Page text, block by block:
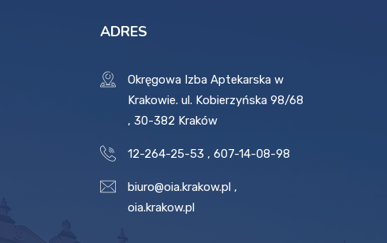
ADRES
Okręgowa Izba Aptekarska w
Krakowie. ul. Kobierzyńska 98/68
, 30-382 Kraków
12-264-25-53 , 607-14-08-98
biuro@oia.krakow.pl,
oia.krakow.pl